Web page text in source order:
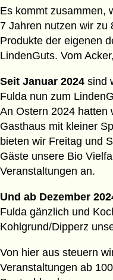
Es kommt zusammen,
7 Jahren nutzen wir zu
Produkte der eigenen
LindenGuts. Vom
Seit Januar 2024 sind
Fulda nun zum
An Ostern 2024 hatten
Gasthaus mit kleiner
bieten wir Freitag und
Gäste unsere Bio
Veranstaltungen an.
Und ab Dezember
Fulda gänzlich und
Kohlgrund/Dipperz
Von hier aus steuern
Veranstaltungen ab